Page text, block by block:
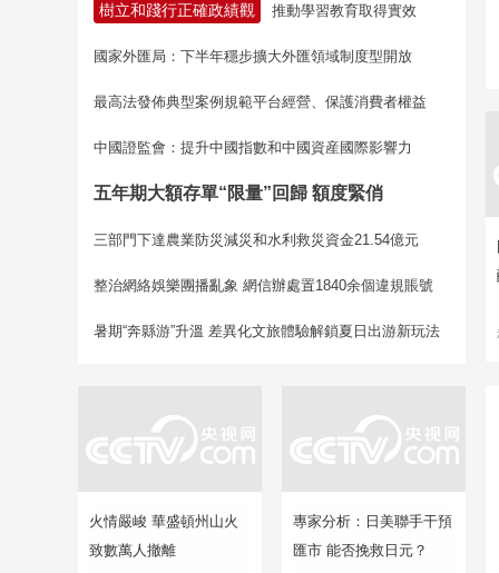
樹立和踐行正確政績觀 推動學習教育取得實效
國家外匯局：下半年穩步擴大外匯領域制度型開放
最高法發佈典型案例規範平台經營、保護消費者權益
中國證監會：提升中國指數和中國資産國際影響力
五年期大額存單“限量”回歸 額度緊俏
三部門下達農業防災減災和水利救災資金21.54億元
整治網絡娛樂團播亂象 網信辦處置1840余個違規賬號
暑期“奔縣游”升溫 差異化文旅體驗解鎖夏日出游新玩法
火情嚴峻 華盛頓州山火
致數萬人撤離
專家分析：日美聯手干預
匯市 能否挽救日元？